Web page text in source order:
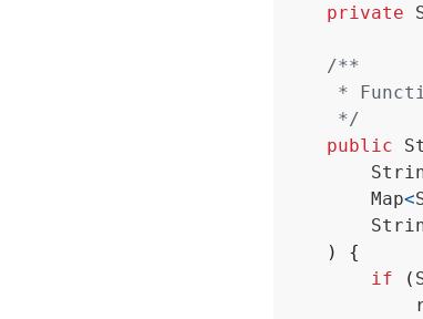
private
     */
public
Map<
)
{
if
(